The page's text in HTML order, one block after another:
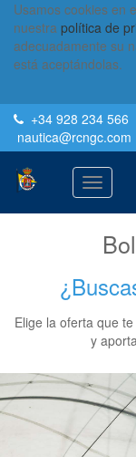
Usamos cookies en
nuestra política de
adecuadamente su
está aceptándolas.
+34 928 234 566
nautica@rcngc.com
Activar
Elige la oferta que
y